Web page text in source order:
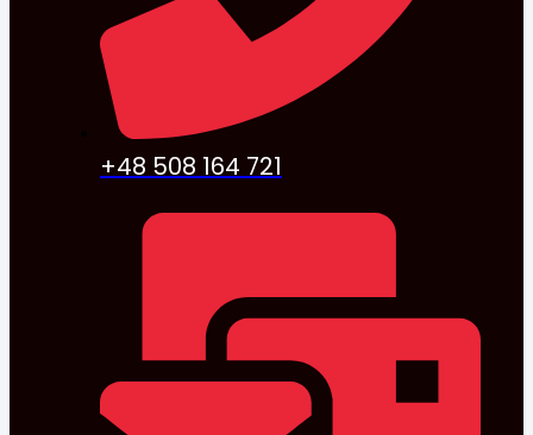
+48 508 164 721